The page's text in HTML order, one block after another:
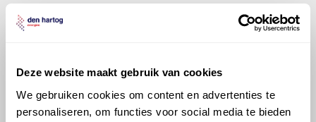
Deze website maakt gebruik van cookies
We gebruiken cookies om content en advertenties te
personaliseren, om functies voor social media te bieden
informatie mag noch geheel noch gedeeltelijk worden
gereproduceerd, opgeslagen in een database of op
andere manieren worden overgedragen zonder
voorafgaande schriftelijke toestemming van Olyslager